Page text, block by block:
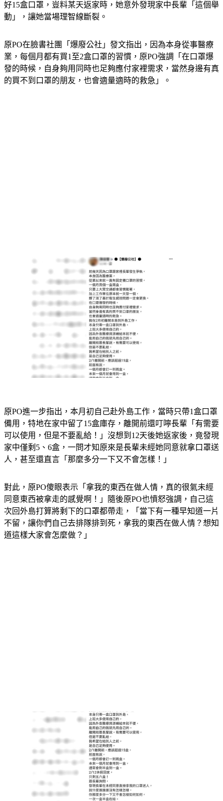
好15盒口罩，豈料某天返家時，她意外發現家中長輩「這個舉
動」，讓她當場理智線斷裂。
原PO在臉書社團「爆廢公社」發文指出，因為本身從事醫療
業，每個月都有買1至2盒口罩的習慣，原PO強調「在口罩爆
發的時候，自身夠用同時也足夠應付家裡需求，當然身邊有真
的買不到口罩的朋友，也會適量適時的救急」。
原PO進一步指出，本月初自己赴外島工作，當時只帶1盒口罩
備用，特地在家中留了15盒庫存，離開前還叮嚀長輩「有需要
可以使用，但是不要亂給！」沒想到12天後她返家後，竟發現
家中僅剩5、6盒，一問才知原來是長輩未經她同意就拿口罩送
人，甚至還直言「那麼多分一下又不會怎樣！」
對此，原PO傻眼表示「拿我的東西在做人情，真的很氣未經
同意東西被拿走的感覺啊！」隨後原PO也憤怒強調，自己這
次回外島打算將剩下的口罩都帶走，「當下有一種早知道一片
不留，讓你們自己去排隊排到死，拿我的東西在做人情？想知
道這樣大家會怎麼做？」